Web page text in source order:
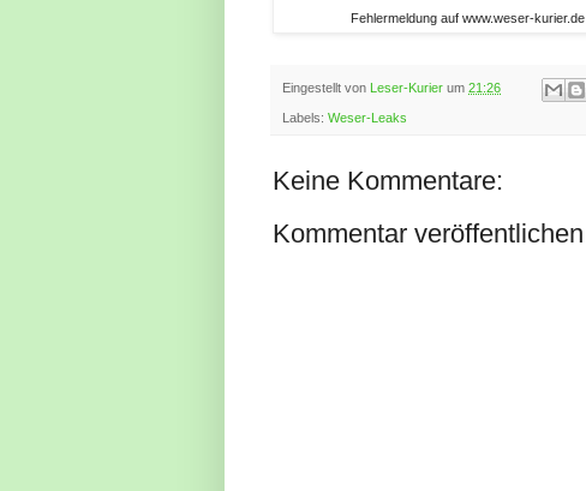
Fehlermeldung auf www.weser-kurier.de
Eingestellt von Leser-Kurier um 21:26
Labels: Weser-Leaks
Keine Kommentare:
Kommentar veröffentlichen